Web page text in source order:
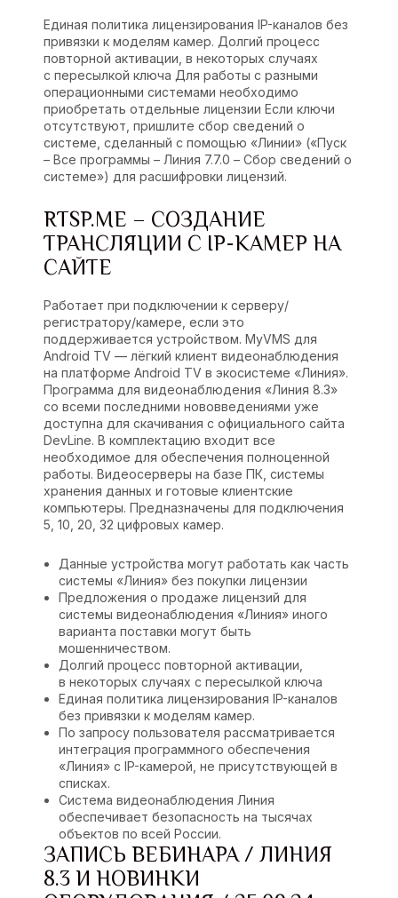
Единая политика лицензирования IP-каналов без
привязки к моделям камер. Долгий процесс
повторной активации, в некоторых случаях
с пересылкой ключа Для работы с разными
операционными системами необходимо
приобретать отдельные лицензии Если ключи
отсутствуют, пришлите сбор сведений о
системе, сделанный с помощью «Линии» («Пуск
– Все программы – Линия 7.7.0 – Сбор сведений о
системе») для расшифровки лицензий.
RTSP.ME – СОЗДАНИЕ
ТРАНСЛЯЦИИ С IP-КАМЕР НА
САЙТЕ
Работает при подключении к серверу/
регистратору/камере, если это
поддерживается устройством. MyVMS для
Android TV — лёгкий клиент видеонаблюдения
на платформе Android TV в экосистеме «Линия».
Программа для видеонаблюдения «Линия 8.3»
со всеми последними нововведениями уже
доступна для скачивания с официального сайта
DevLine. В комплектацию входит все
необходимое для обеспечения полноценной
работы. Видеосерверы на базе ПК, системы
хранения данных и готовые клиентские
компьютеры. Предназначены для подключения
5, 10, 20, 32 цифровых камер.
Данные устройства могут работать как часть
системы «Линия» без покупки лицензии
Предложения о продаже лицензий для
системы видеонаблюдения «Линия» иного
варианта поставки могут быть
мошенничеством.
Долгий процесс повторной активации,
в некоторых случаях с пересылкой ключа
Единая политика лицензирования IP-каналов
без привязки к моделям камер.
По запросу пользователя рассматривается
интеграция программного обеспечения
«Линия» с IP-камерой, не присутствующей в
списках.
Система видеонаблюдения Линия
обеспечивает безопасность на тысячах
объектов по всей России.
ЗАПИСЬ ВЕБИНАРА / ЛИНИЯ
8.3 И НОВИНКИ